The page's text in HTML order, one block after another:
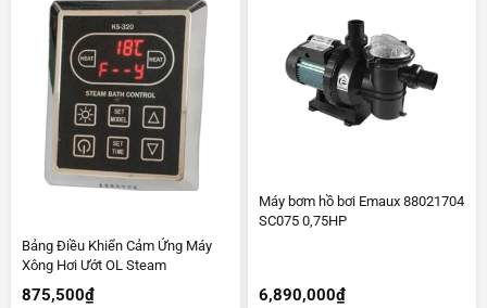
Bảng Điều Khiển Cảm Ứng Máy
Xông Hơi Ướt OL Steam
875,500₫
Máy bơm hồ bơi Emaux 88021704
SC075 0,75HP
6,890,000₫